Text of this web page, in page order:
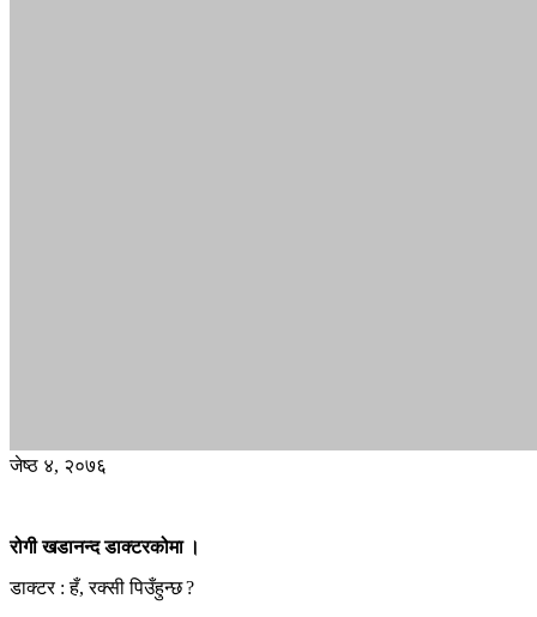
जेष्ठ ४, २०७६
रोगी खडानन्द डाक्टरकोमा ।
डाक्टर : हँ, रक्सी पिउँहुन्छ ?